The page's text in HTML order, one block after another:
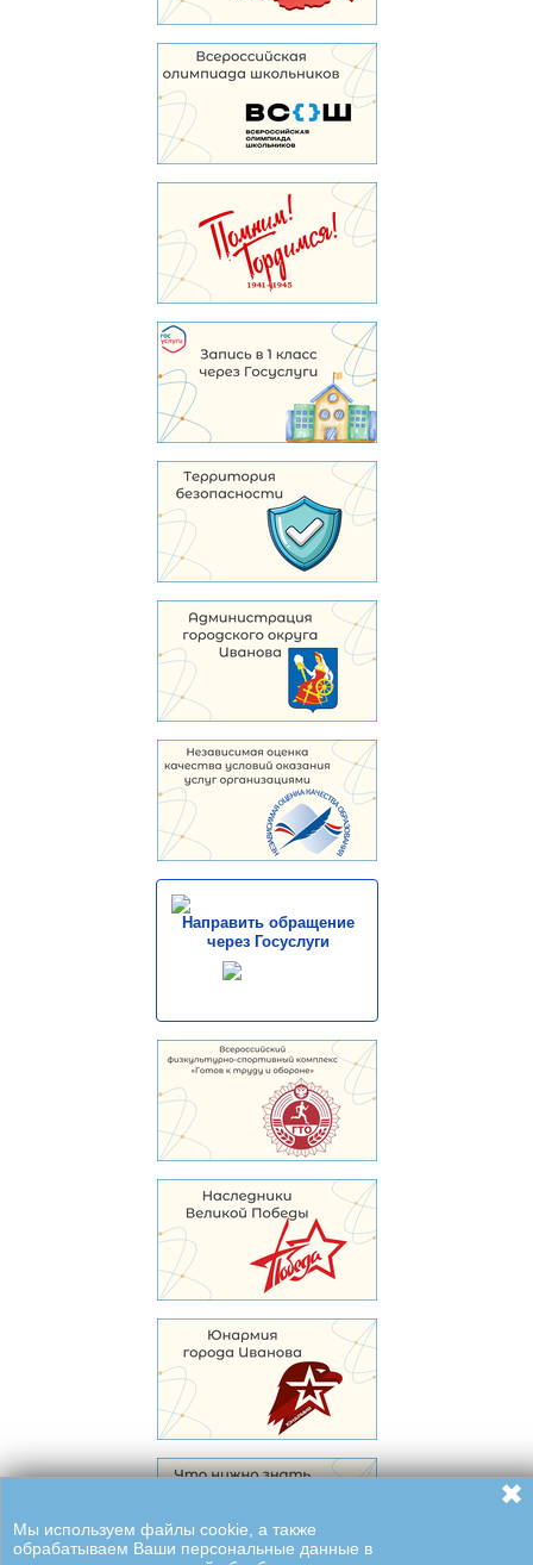
Направить обращение
через Госуслуги
Мы используем файлы cookie, а также
обрабатываем Ваши персональные данные в
✖